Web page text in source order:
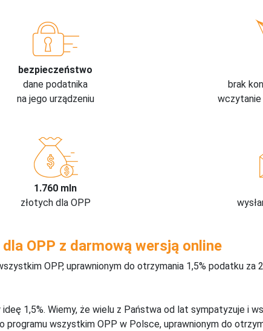
bezpieczeństwo
dane podatnika
na jego urządzeniu
brak
1.760 mln
złotych dla OPP
OPP z darmową wersją online
OPP, uprawnionym do otrzymania 1,5% podatku za
1,5%. Wiemy, że wielu z Państwa od lat sympatyzuje i
wszystkim OPP w Polsce, uprawnionym do